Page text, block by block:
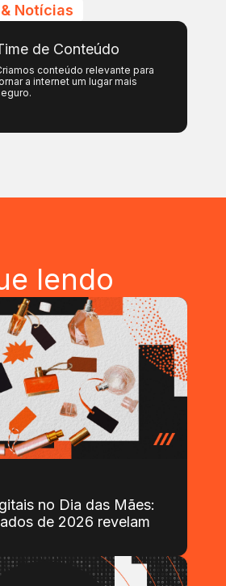
Notícias
de Conteúdo
conteúdo relevante para
a internet um lugar mais
lendo
no Dia das Mães:
de 2026 revelam